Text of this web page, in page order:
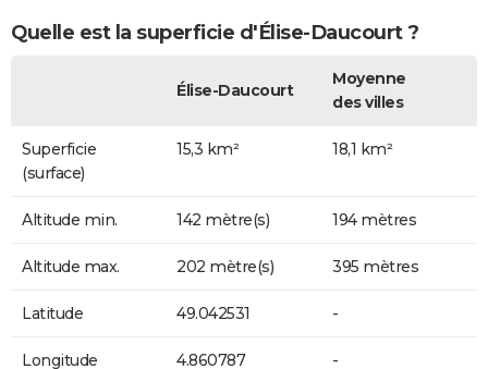
Quelle est la superficie d'Élise-Daucourt ?
Élise-Daucourt
Moyenne
des villes
Superficie
(surface)
15,3 km² 18,1 km²
Altitude min. 142 mètre(s) 194 mètres
Altitude max. 202 mètre(s) 395 mètres
Latitude 49.042531 -
Longitude 4.860787 -